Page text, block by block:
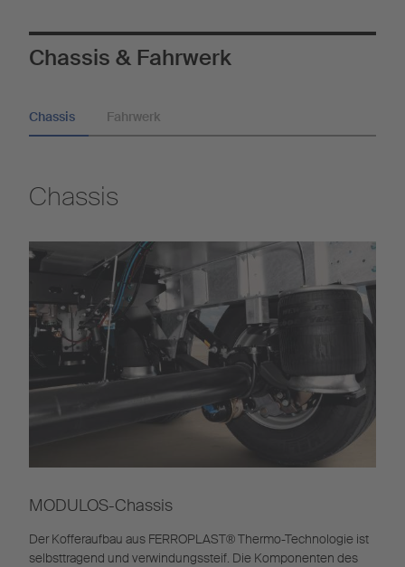
Chassis & Fahrwerk
Chassis Fahrwerk
Chassis
MODULOS-Chassis
Der Kofferaufbau aus FERROPLAST® Thermo-Technologie ist
selbsttragend und verwindungssteif. Die Komponenten des